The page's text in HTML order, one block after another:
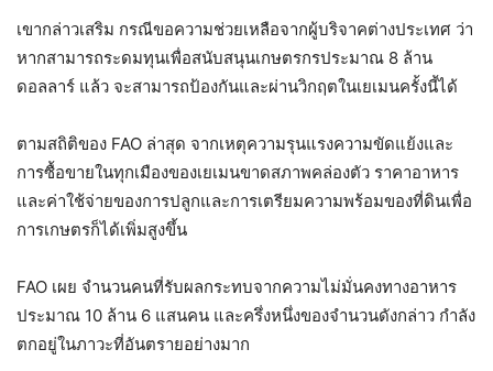
เขากล่าวเสริม กรณีขอความช่วยเหลือจากผู้บริจาคต่างประเทศ ว่า
หากสามารถระดมทุนเพื่อสนับสนุนเกษตรกรประมาณ 8 ล้าน
ดอลลาร์ แล้ว จะสามารถป้องกันและผ่านวิกฤตในเยเมนครั้งนี้ได้
ตามสถิติของ FAO ล่าสุด จากเหตุความรุนแรงความขัดแย้งและ
การซื้อขายในทุกเมืองของเยเมนขาดสภาพคล่องตัว ราคาอาหาร
และค่าใช้จ่ายของการปลูกและการเตรียมความพร้อมของที่ดินเพื่อ
การเกษตรก็ได้เพิ่มสูงขึ้น
FAO เผย จำนวนคนที่รับผลกระทบจากความไม่มั่นคงทางอาหาร
ประมาณ 10 ล้าน 6 แสนคน และครึ่งหนึ่งของจำนวนดังกล่าว กำลัง
ตกอยู่ในภาวะที่อันตรายอย่างมาก